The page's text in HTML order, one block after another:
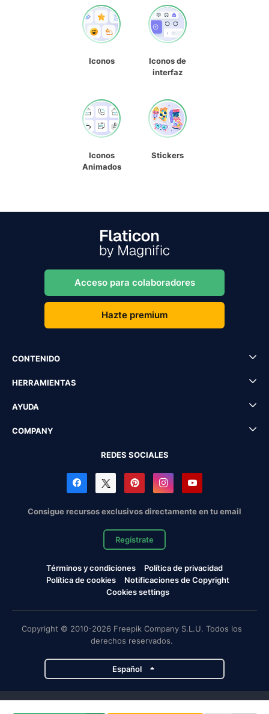
Iconos
Iconos de
interfaz
Iconos
Animados
Stickers
Acceso para colaboradores
Hazte premium
CONTENIDO
HERRAMIENTAS
AYUDA
COMPANY
REDES SOCIALES
Consigue recursos exclusivos directamente en tu email
Regístrate
Términos y condiciones
Política de privacidad
Política de cookies
Notificaciones de Copyright
Cookies settings
Copyright © 2010-2026 Freepik Company S.L.U. Todos los
derechos reservados.
Español